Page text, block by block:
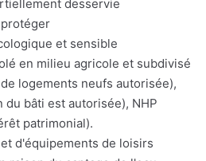
desservie
et sensible
en milieu agricole et subdivisé
logements neufs autorisée),
du bâti est autorisée), NHP
patrimonial).
d'équipements de loisirs